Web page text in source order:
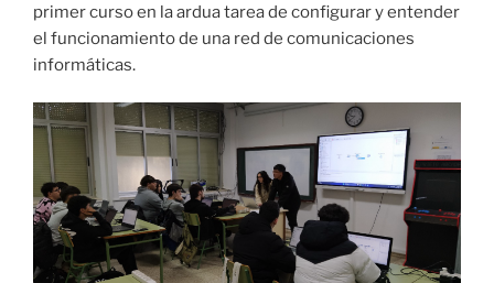
primer curso en la ardua tarea de configurar y entender
el funcionamiento de una red de comunicaciones
informáticas.